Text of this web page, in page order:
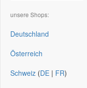
unsere Shops:
Deutschland
Österreich
Schweiz (DE | FR)